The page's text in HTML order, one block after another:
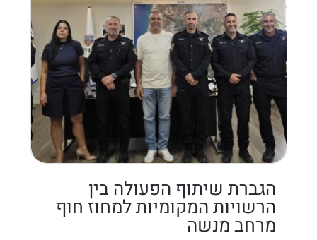
הגברת שיתוף הפעולה בין
הרשויות המקומיות למחוז חוף
מרחב מנשה